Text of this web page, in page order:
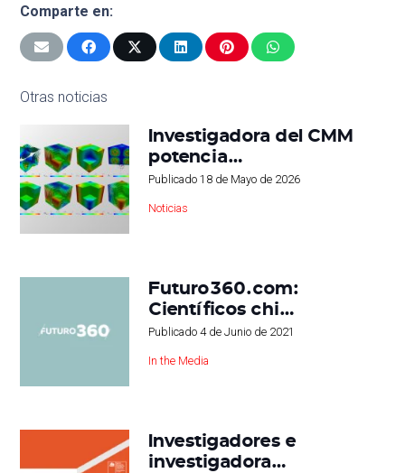
Comparte en:
Otras noticias
Investigadora del CMM
potencia…
Publicado 18 de Mayo de 2026
Noticias
Futuro360.com:
Científicos chi…
Publicado 4 de Junio de 2021
In the Media
Investigadores e
investigadora…